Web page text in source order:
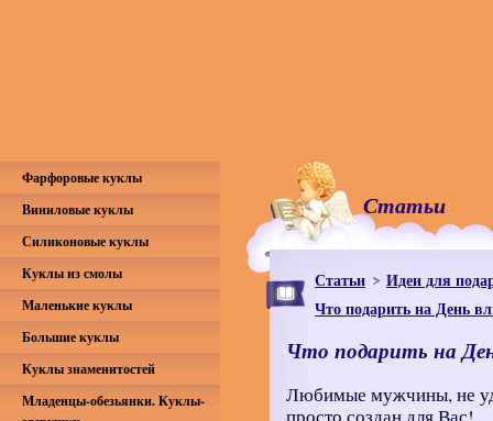
Статьи
Статьи
Идеи для
Что подарить на День
Что подарить на
Любимые мужчины, не
Фарфоровые куклы
Виниловые куклы
Силиконовые куклы
Куклы из смолы
Маленькие куклы
Большие куклы
Куклы знаменитостей
Младенцы-обезьянки. Куклы-